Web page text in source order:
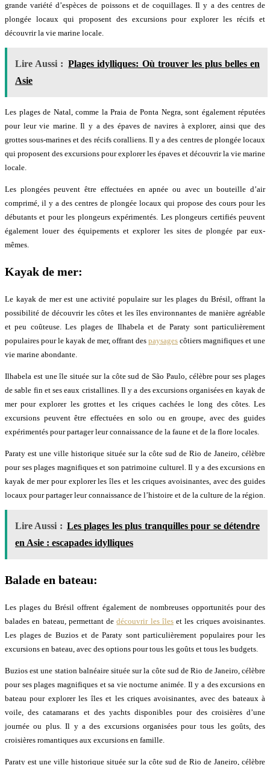
grande variété d’espèces de poissons et de coquillages. Il y a des centres de
plongée locaux qui proposent des excursions pour explorer les récifs et
découvrir la vie marine locale.
Lire Aussi : Plages idylliques: Où trouver les plus belles en
Asie
Les plages de Natal, comme la Praia de Ponta Negra, sont également réputées
pour leur vie marine. Il y a des épaves de navires à explorer, ainsi que des
grottes sous-marines et des récifs coralliens. Il y a des centres de plongée locaux
qui proposent des excursions pour explorer les épaves et découvrir la vie marine
locale.
Les plongées peuvent être effectuées en apnée ou avec un bouteille d’air
comprimé, il y a des centres de plongée locaux qui propose des cours pour les
débutants et pour les plongeurs expérimentés. Les plongeurs certifiés peuvent
également louer des équipements et explorer les sites de plongée par eux-
mêmes.
Kayak de mer:
Le kayak de mer est une activité populaire sur les plages du Brésil, offrant la
possibilité de découvrir les côtes et les îles environnantes de manière agréable
et peu coûteuse. Les plages de Ilhabela et de Paraty sont particulièrement
populaires pour le kayak de mer, offrant des paysages côtiers magnifiques et une
vie marine abondante.
Ilhabela est une île située sur la côte sud de São Paulo, célèbre pour ses plages
de sable fin et ses eaux cristallines. Il y a des excursions organisées en kayak de
mer pour explorer les grottes et les criques cachées le long des côtes. Les
excursions peuvent être effectuées en solo ou en groupe, avec des guides
expérimentés pour partager leur connaissance de la faune et de la flore locales.
Paraty est une ville historique située sur la côte sud de Rio de Janeiro, célèbre
pour ses plages magnifiques et son patrimoine culturel. Il y a des excursions en
kayak de mer pour explorer les îles et les criques avoisinantes, avec des guides
locaux pour partager leur connaissance de l’histoire et de la culture de la région.
Lire Aussi : Les plages les plus tranquilles pour se détendre
en Asie : escapades idylliques
Balade en bateau:
Les plages du Brésil offrent également de nombreuses opportunités pour des
balades en bateau, permettant dedécouvrir les îleset les criques avoisinantes.
Les plages de Buzios et de Paraty sont particulièrement populaires pour les
excursions en bateau, avec des options pour tous les goûts et tous les budgets.
Buzios est une station balnéaire située sur la côte sud de Rio de Janeiro, célèbre
pour ses plages magnifiques et sa vie nocturne animée. Il y a des excursions en
bateau pour explorer les îles et les criques avoisinantes, avec des bateaux à
voile, des catamarans et des yachts disponibles pour des croisières d’une
journée ou plus. Il y a des excursions organisées pour tous les goûts, des
croisières romantiques aux excursions en famille.
Paraty est une ville historique située sur la côte sud de Rio de Janeiro, célèbre